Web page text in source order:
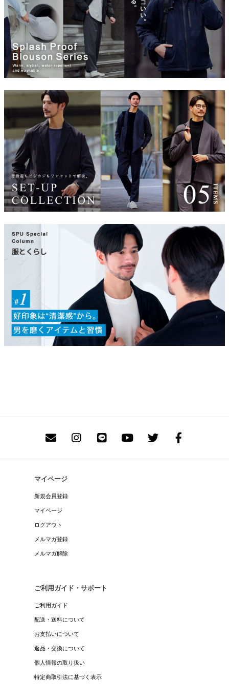
マイページ
新規会員登録
マイページ
ログアウト
メルマガ登録
メルマガ解除
ご利用ガイド・サポート
ご利用ガイド
配送・送料について
お支払いについて
返品・交換について
個人情報の取り扱い
特定商取引法に基づく表示